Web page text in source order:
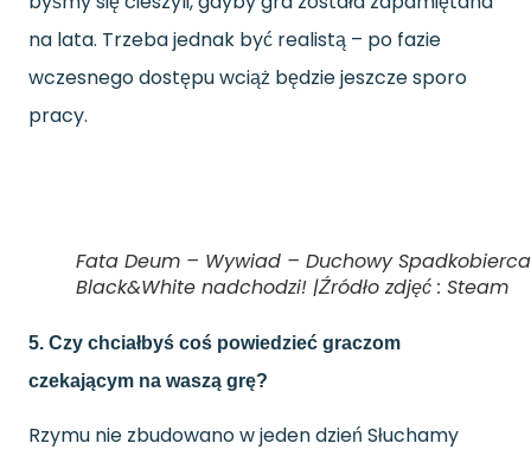
na lata. Trzeba jednak być realistą – po fazie
wczesnego dostępu wciąż będzie jeszcze sporo
pracy.
Fata Deum – Wywiad – Duchowy Spadkobierca
Black&White nadchodzi! |Źródło zdjęć : Steam
5. Czy chciałbyś coś powiedzieć graczom
czekającym na waszą grę?
Rzymu nie zbudowano w jeden dzień Słuchamy